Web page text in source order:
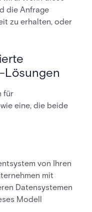
die Anfrage
zu erhalten, oder
Lösungen
für
eine, die beide
von Ihren
mit
Datensystemen
Modell